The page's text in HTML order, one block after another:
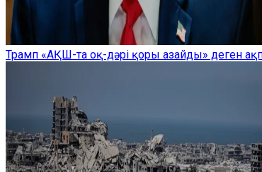
Трамп «АҚШ-та оқ-дәрі қоры азайды» деген